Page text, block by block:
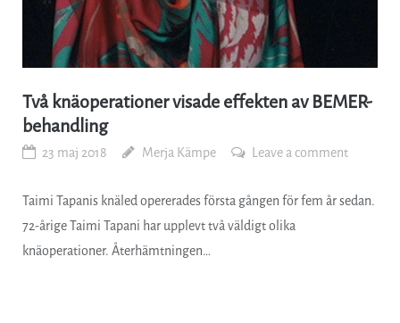
Två knäoperationer visade effekten av BEMER-
behandling
23 maj 2018 Merja Kämpe Leave a comment
Taimi Tapanis knäled opererades första gången för fem år sedan.
72-årige Taimi Tapani har upplevt två väldigt olika
knäoperationer. Återhämtningen…